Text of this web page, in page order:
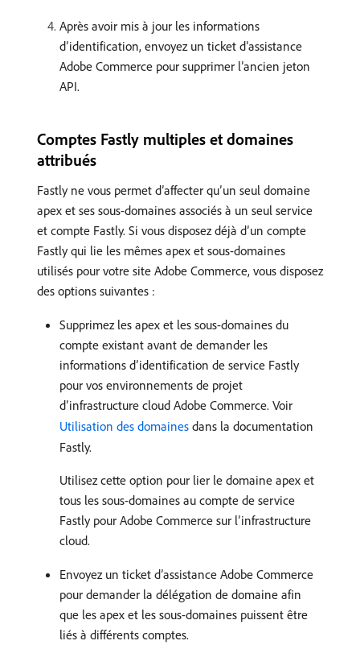
Après avoir mis à jour les informations
d’identification, envoyez un ticket d’assistance
Adobe Commerce pour supprimer l’ancien jeton
API.
Comptes Fastly multiples et domaines
attribués
Fastly ne vous permet d’affecter qu’un seul domaine
apex et ses sous-domaines associés à un seul service
et compte Fastly. Si vous disposez déjà d’un compte
Fastly qui lie les mêmes apex et sous-domaines
utilisés pour votre site Adobe Commerce, vous disposez
des options suivantes :
Supprimez les apex et les sous-domaines du
compte existant avant de demander les
informations d’identification de service Fastly
pour vos environnements de projet
d’infrastructure cloud Adobe Commerce. Voir
Utilisation des domaines dans la documentation
Fastly.
Utilisez cette option pour lier le domaine apex et
tous les sous-domaines au compte de service
Fastly pour Adobe Commerce sur l’infrastructure
cloud.
Envoyez un ticket d’assistance Adobe Commerce
pour demander la délégation de domaine afin
que les apex et les sous-domaines puissent être
liés à différents comptes.